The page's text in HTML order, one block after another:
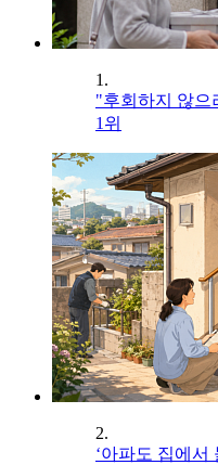
1.
"후회하지 않으
1위
2.
‘아파도 집에서